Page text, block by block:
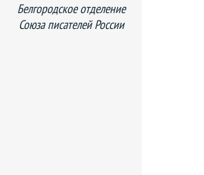
Белгородское отделение
Союза писателей России